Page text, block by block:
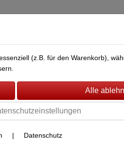
ÜBERWACHUNG
Lupusec DIN2
(z.B. für den Warenkorb),
| Datenschutz